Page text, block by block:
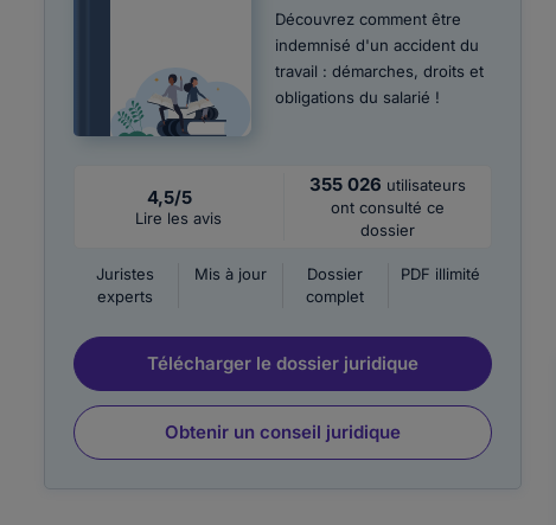
Découvrez comment être
indemnisé d'un accident du
travail : démarches, droits et
obligations du salarié !
4,5/5
Lire les avis
355 026 utilisateurs
ont consulté ce
dossier
Juristes
experts
Mis à jour
Dossier
complet
PDF illimité
Télécharger le dossier juridique
Obtenir un conseil juridique